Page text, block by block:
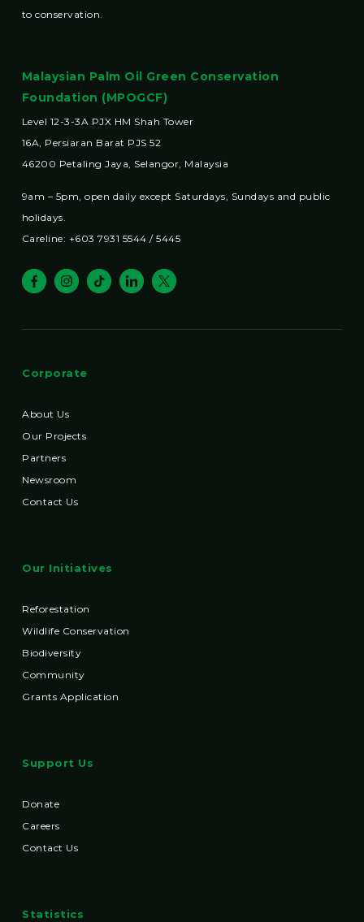
to conservation.
Malaysian Palm Oil Green Conservation
Foundation (MPOGCF)
Level 12-3-3A PJX HM Shah Tower
16A, Persiaran Barat PJS 52
46200 Petaling Jaya, Selangor, Malaysia
9am – 5pm, open daily except Saturdays, Sundays and public
holidays.
Careline: +603 7931 5544 / 5445
Corporate
About Us
Our Projects
Partners
Newsroom
Contact Us
Our Initiatives
Reforestation
Wildlife Conservation
Biodiversity
Community
Grants Application
Support Us
Donate
Careers
Contact Us
Statistics